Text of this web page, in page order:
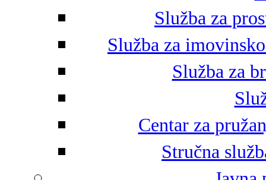
Služba za
Služba za
Služba za
Centar za
Stručna